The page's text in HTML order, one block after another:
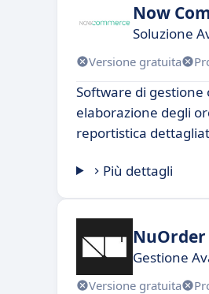
Now
Soluzione
Versione gratuita
Software di
elaborazione degli
reportistica
Più dettagli
NuOrder
Gestione
Versione gratuita